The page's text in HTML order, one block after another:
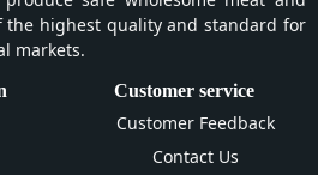
the highest quality and standard for
markets.
Customer service
Customer Feedback
Contact Us